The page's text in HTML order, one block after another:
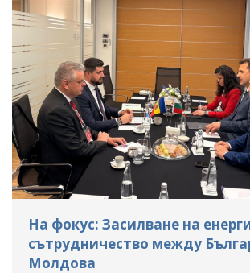
На фокус: Засилване на
сътрудничество между
Молдова